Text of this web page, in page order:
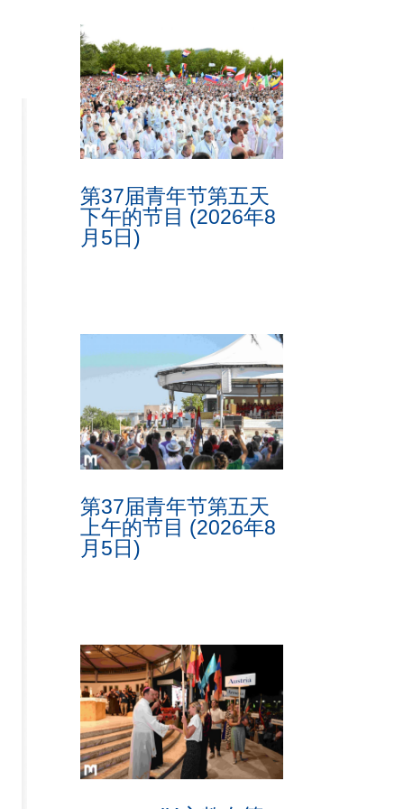
第37届青年节第五天
下午的节目 (2026年8
月5日)
第37届青年节第五天
上午的节目 (2026年8
月5日)